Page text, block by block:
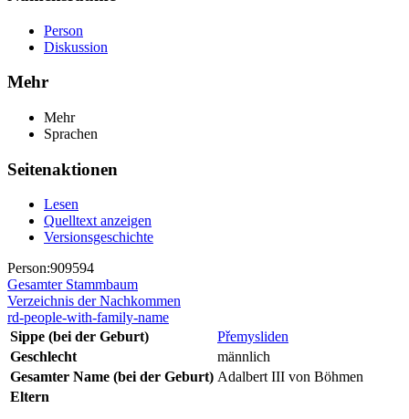
Person
Diskussion
Mehr
Mehr
Sprachen
Seitenaktionen
Lesen
Quelltext anzeigen
Versionsgeschichte
Person:909594
Gesamter Stammbaum
Verzeichnis der Nachkommen
rd-people-with-family-name
Sippe (bei der Geburt)
Přemysliden
Geschlecht
männlich
Gesamter Name (bei der Geburt) Adalbert III von Böhmen
Eltern